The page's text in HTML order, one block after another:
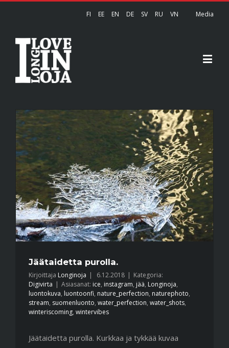
FI EE EN DE SV RU VN Media
Jäätaidetta purolla.
Kirjoittaja Longinoja | 6.12.2018 | Kategoria:
Digivirta | Asiasanat: ice, instagram, jää, Longinoja,
luontokuva, luontoonfi, nature_perfection, naturephoto,
stream, suomenluonto, water_perfection, water_shots,
winteriscoming, wintervibes
Jäätaidetta purolla. Kurkkaa ja tykkää kuvaa